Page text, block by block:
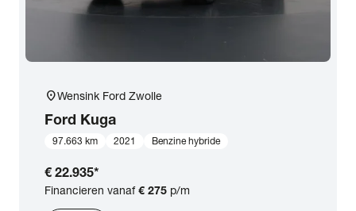
location_onWensink Ford Zwolle
Ford Kuga
97.663 km 2021 Benzine hybride
€ 22.935*
Financieren vanaf€ 275 p/m